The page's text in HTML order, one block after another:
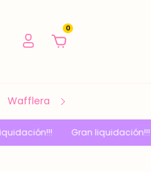
0
Waffleras y Sandwicheras
liquidación!!! Gran